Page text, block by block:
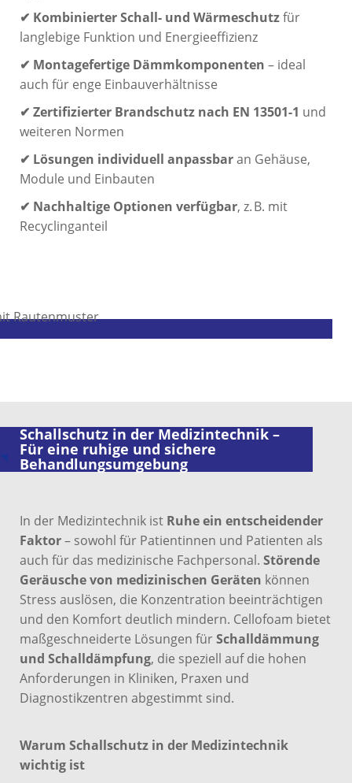
✔ Kombinierter Schall- und Wärmeschutzfür
langlebige Funktion und Energieeffizienz
✔ Montagefertige Dämmkomponenten – ideal
auch für enge Einbauverhältnisse
✔ Zertifizierter Brandschutz nach EN 13501-1 und
weiteren Normen
✔ Lösungen individuell anpassbaran Gehäuse,
Module und Einbauten
✔ Nachhaltige Optionen verfügbar, z. B. mit
Recyclinganteil
Schallschutz in der Medizintechnik –
Für eine ruhige und sichere
Behandlungsumgebung
In der Medizintechnik ist Ruhe ein entscheidender
Faktor– sowohl für Patientinnen und Patienten als
auch für das medizinische Fachpersonal. Störende
Geräusche von medizinischen Geräten können
Stress auslösen, die Konzentration beeinträchtigen
und den Komfort deutlich mindern. Cellofoam bietet
maßgeschneiderte Lösungen fürSchalldämmung
und Schalldämpfung, die speziell auf die hohen
Anforderungen in Kliniken, Praxen und
Diagnostikzentren abgestimmt sind.
Warum Schallschutz in der Medizintechnik
wichtig ist